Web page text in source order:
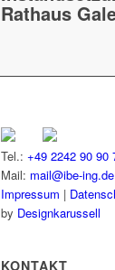
Rathaus
Tel.: +49 2242 90 90
Mail: mail@ibe-ing.de
Impressum |
by Designkarussell
KONTAKT